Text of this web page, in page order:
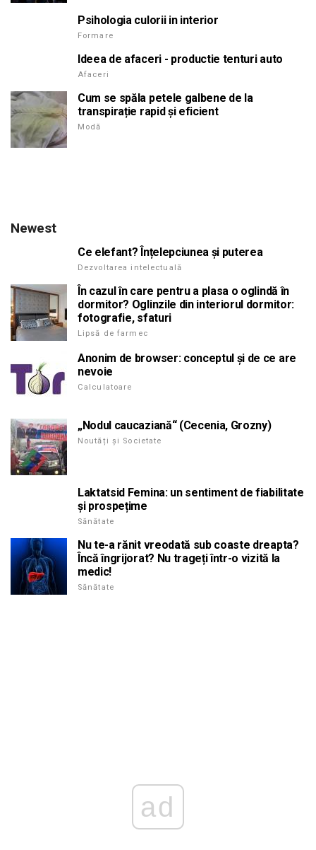
Psihologia culorii in interior
Formare
Ideea de afaceri - productie tenturi auto
Afaceri
Cum se spăla petele galbene de la
transpirație rapid și eficient
Modă
Newest
Ce elefant? Înțelepciunea și puterea
Dezvoltarea intelectuală
În cazul în care pentru a plasa o oglindă în
dormitor? Oglinzile din interiorul dormitor:
fotografie, sfaturi
Lipsă de farmec
Anonim de browser: conceptul și de ce are
nevoie
Calculatoare
„Nodul caucaziană“ (Cecenia, Grozny)
Noutăți și Societate
Laktatsid Femina: un sentiment de fiabilitate
și prospețime
Sănătate
Nu te-a rănit vreodată sub coaste dreapta?
Încă îngrijorat? Nu trageți într-o vizită la
medic!
Sănătate
ad